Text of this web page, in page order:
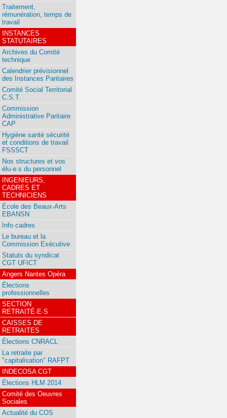
Traitement,
rémunération, temps de
travail
INSTANCES
STATUTAIRES
Archives du Comité
technique
Calendrier prévisionnel
des Instances Paritaires
Comité Social Territorial
C.S.T.
Commission
Administrative Paritaire
CAP
Hygiène santé sécurité
et conditions de travail
FSSSCT
Nos structures et vos
élu·e·s du personnel
INGENIEURS,
CADRES ET
TECHNICIENS
École des Beaux-Arts
EBANSN
Info cadres
Le bureau et la
Commission Exécutive
Statuts du syndicat
CGT UFICT
Angers Nantes Opéra
Élections
professionnelles
SECTION
RETRAITÉ·E·S
CAISSES DE
RETRAITES
Élections CNRACL
La retraite par
"capitalisation" RAFPT
INDECOSA CGT
Élections HLM 2014
Comité des Oeuvres
Sociales
Actualité du COS